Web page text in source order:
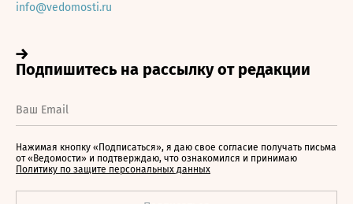
info@vedomosti.ru
Нажимая кнопку «Подписаться», я даю свое согласие получать письма
от «Ведомости» и подтверждаю, что ознакомился и принимаю
Политику по защите персональных данных